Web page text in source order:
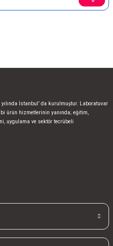
İstanbul’ da kurulmuştur. Laboratuvar
ürün hizmetlerinin yanında; eğitim,
uygulama ve sektör tecrübeli